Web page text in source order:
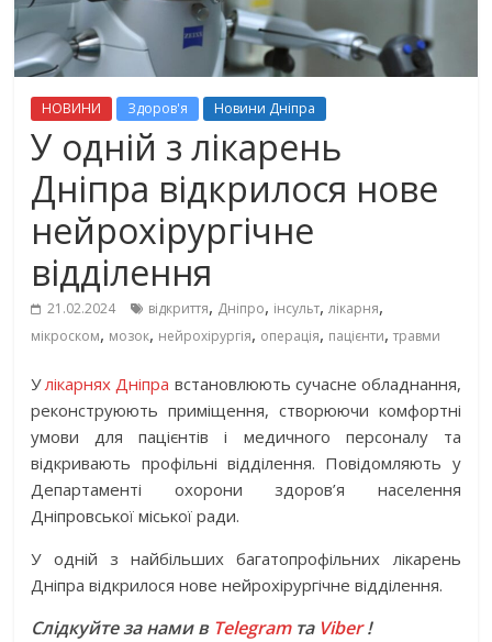
НОВИНИ Здоров'я Новини Дніпра
У одній з лікарень
Дніпра відкрилося нове
нейрохірургічне
відділення
21.02.2024 відкриття, Дніпро, інсульт,лікарня,
мікроском, мозок, нейрохірургія, операція, пацієнти,травми
Улікарнях Дніпра встановлюють сучасне обладнання,
реконструюють приміщення, створюючи комфортні
умови для пацієнтів і медичного персоналу та
відкривають профільні відділення. Повідомляють у
Департаменті охорони здоров’я населення
Дніпровської міської ради.
У одній з найбільших багатопрофільних лікарень
Дніпра відкрилося нове нейрохірургічне відділення.
Слідкуйте за нами в Telegramта Viber!